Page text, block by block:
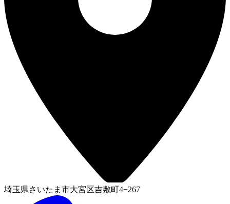
埼玉県さいたま市大宮区吉敷町4−267